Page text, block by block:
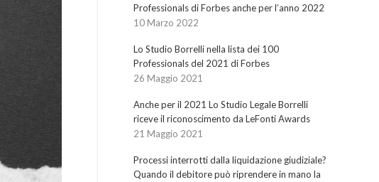
Professionals di Forbes anche per l’anno 2022
10 Marzo 2022
Lo Studio Borrelli nella lista dei 100
Professionals del 2021 di Forbes
26 Maggio 2021
Anche per il 2021 Lo Studio Legale Borrelli
riceve il riconoscimento da LeFonti Awards
21 Maggio 2021
Processi interrotti dalla liquidazione giudiziale?
Quando il debitore può riprendere in mano la